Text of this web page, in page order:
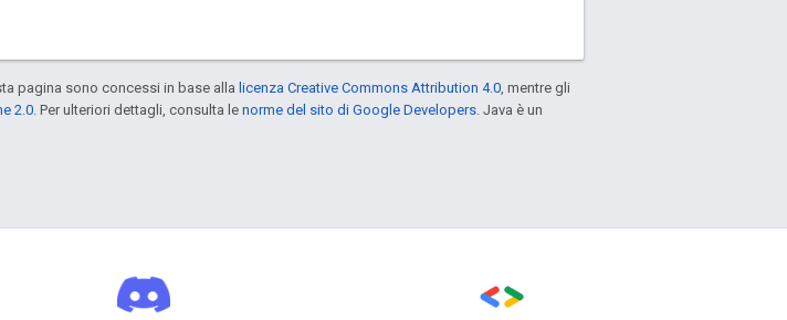
pagina sono concessi in base alla licenza Creative Commons Attribution 4.0 , mentre gli
2.0 . Per ulteriori dettagli, consulta le norme del sito di Google Developers . Java è un